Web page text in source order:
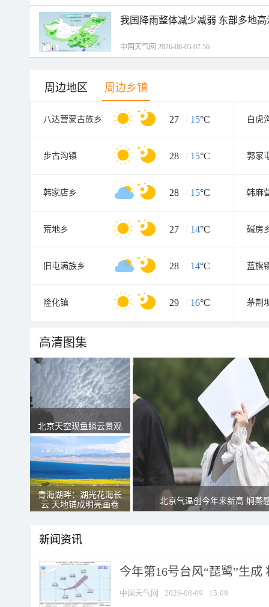
我国降雨整体减少减弱 东部多地
中国天气网 2026-08-05 07:56
周边地区 周边乡镇
八达营蒙古族乡 27 / 15°C
步古沟镇 28 / 15°C 郭家
韩家店乡 28 / 15°C 韩麻
荒地乡 27 / 14°C 碱房
旧屯满族乡 28 / 14°C 蓝旗
隆化镇 29 / 16°C 茅荆
高清图集
北京天空现鱼鳞云景观
青海湖畔：湖光花海长
云 天地铺成明亮画卷
北京气温创今年来新高 焖蒸
新闻资讯
今年第16号台风“琵鹭”生
中国天气网 2026-08-09 15:09